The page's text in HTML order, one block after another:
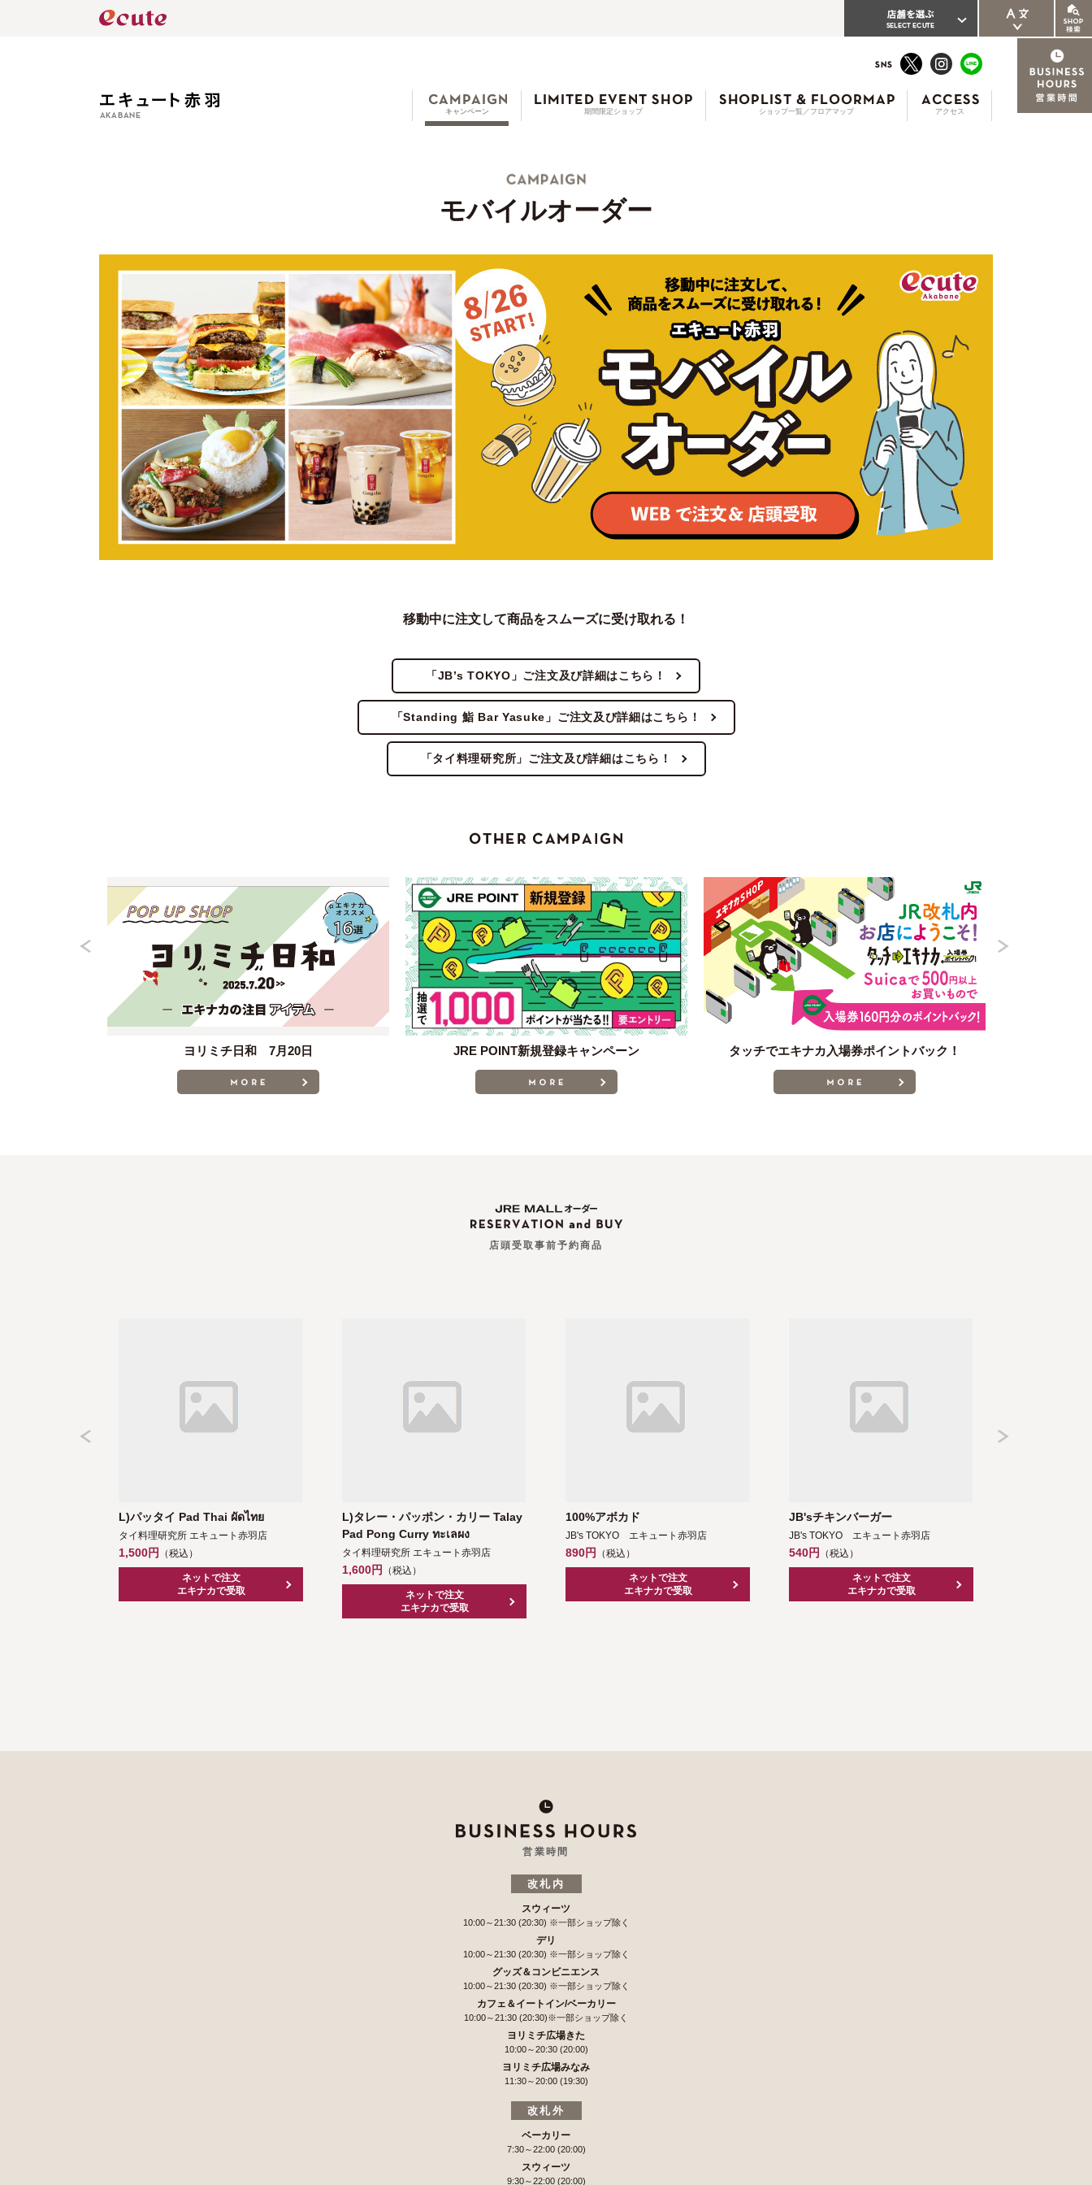
キャンペーン 期間限定ショップ ショップ一覧／フロアマップ アクセス
モバイルオーダー
移動中に注文して商品をスムーズに受け取れる！
「JB’s TOKYO」ご注文及び詳細はこちら！
「Standing 鮨 Bar Yasuke」ご注文及び詳細はこちら！
「タイ料理研究所」ご注文及び詳細はこちら！
ヨリミチ日和 7月20日 JRE POINT新規登録キャンペーン タッチでエキナカ入場券ポイントバック！
店頭受取事前予約商品
L)パッタイ Pad Thai ผัดไทย
タイ料理研究所 エキュート赤羽店
1,500円 （税込）
ネットで注文
エキナカで受取
L)タレー・パッポン・カリー Talay
Pad Pong Curry ทะเลผง
タイ料理研究所 エキュート赤羽店
1,600円 （税込）
ネットで注文
エキナカで受取
100%アボカド
JB's TOKYO エキュート赤羽店
890円 （税込）
ネットで注文
エキナカで受取
JB'sチキンバーガー
JB's TOKYO エキュート赤羽店
540円 （税込）
ネットで注文
エキナカで受取
営業時間
改札内
スウィーツ
10:00～21:30 (20:30) ※一部ショップ除く
デリ
10:00～21:30 (20:30) ※一部ショップ除く
グッズ＆コンビニエンス
10:00～21:30 (20:30) ※一部ショップ除く
カフェ＆イートイン/ベーカリー
10:00～21:30 (20:30)※一部ショップ除く
ヨリミチ広場きた
10:00～20:30 (20:00)
ヨリミチ広場みなみ
11:30～20:00 (19:30)
改札外
ベーカリー
7:30～22:00 (20:00)
スウィーツ
9:30～22:00 (20:00)